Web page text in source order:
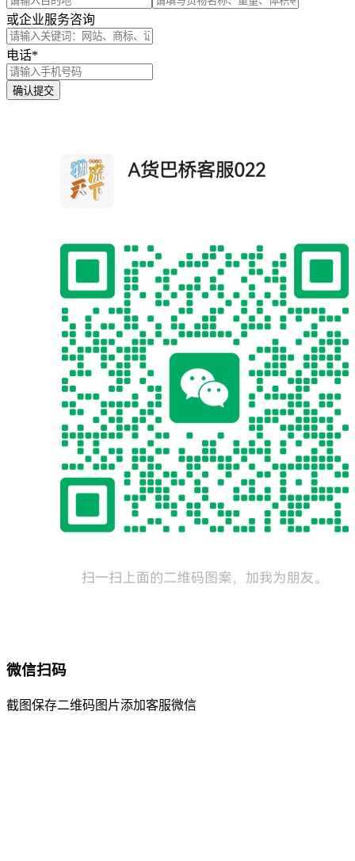
或企业服务咨询
电话*
确认提交
微信扫码
截图保存二维码图片添加客服微信